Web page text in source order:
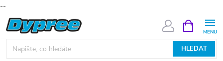
--
Přejít
na
obsah
HLEDAT
NÁKUPNÍ
KOŠÍK